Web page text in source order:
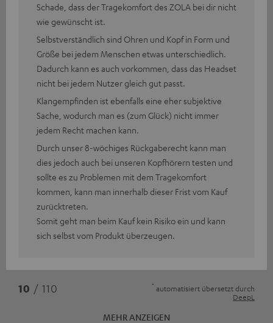
Schade, dass der Tragekomfort des ZOLA bei dir nicht
wie gewünscht ist.
Selbstverständlich sind Ohren und Kopf in Form und
Größe bei jedem Menschen etwas unterschiedlich.
Dadurch kann es auch vorkommen, dass das Headset
nicht bei jedem Nutzer gleich gut passt.
Klangempfinden ist ebenfalls eine eher subjektive
Sache, wodurch man es (zum Glück) nicht immer
jedem Recht machen kann.
Durch unser 8-wöchiges Rückgaberecht kann man
dies jedoch auch bei unseren Kopfhörern testen und
sollte es zu Problemen mit dem Tragekomfort
kommen, kann man innerhalb dieser Frist vom Kauf
zurücktreten.
Somit geht man beim Kauf kein Risiko ein und kann
sich selbst vom Produkt überzeugen.
10 / 110 * automatisiert übersetzt durch
DeepL
MEHR ANZEIGEN